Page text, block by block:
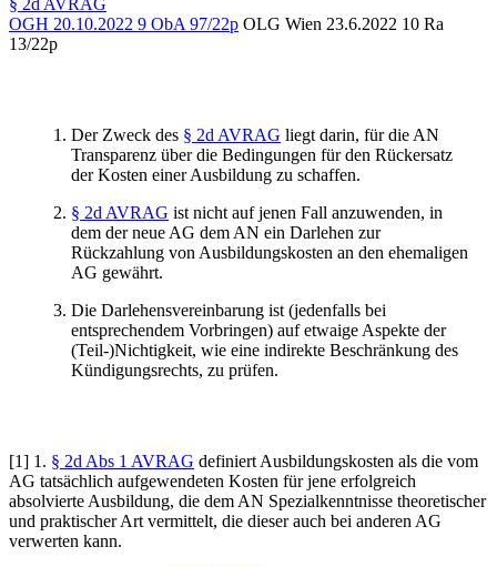
OGH 20.10.2022 9 ObA 97/22p OLG Wien 23.6.2022 10 Ra
13/22p
Der Zweck des § 2d AVRAG liegt darin, für die AN
Transparenz über die Bedingungen für den Rückersatz
der Kosten einer Ausbildung zu schaffen.
§ 2d AVRAG ist nicht auf jenen Fall anzuwenden, in
dem der neue AG dem AN ein Darlehen zur
Rückzahlung von Ausbildungskosten an den ehemaligen
AG gewährt.
Die Darlehensvereinbarung ist (jedenfalls bei
entsprechendem Vorbringen) auf etwaige Aspekte der
(Teil-)Nichtigkeit, wie eine indirekte Beschränkung des
Kündigungsrechts, zu prüfen.
[1] 1. § 2d Abs 1 AVRAG definiert Ausbildungskosten als die vom
AG tatsächlich aufgewendeten Kosten für jene erfolgreich
absolvierte Ausbildung, die dem AN Spezialkenntnisse theoretischer
und praktischer Art vermittelt, die dieser auch bei anderen AG
verwerten kann.